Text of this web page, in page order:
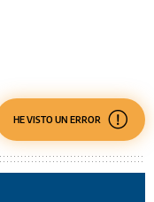
HE VISTO UN ERROR